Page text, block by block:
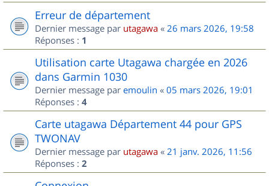
Erreur de département
Dernier message par utagawa « 26 mars 2026, 19:58
Réponses : 1
Utilisation carte Utagawa chargée en 2026
dans Garmin 1030
Dernier message par emoulin « 05 mars 2026, 19:01
Réponses : 4
Carte utagawa Département 44 pour GPS
TWONAV
Dernier message par utagawa « 21 janv. 2026, 11:56
Réponses : 2